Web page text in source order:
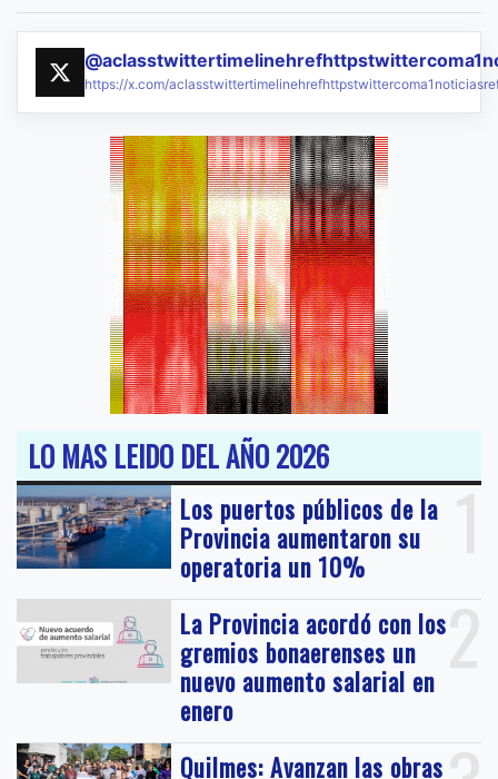
https://x.com/
LO MAS LEIDO DEL AÑO 2026
1
Los puertos públicos de la
Provincia aumentaron su
operatoria un 10%
2
La Provincia acordó con los
gremios bonaerenses un
nuevo aumento salarial en
enero
Quilmes: Avanzan las obras